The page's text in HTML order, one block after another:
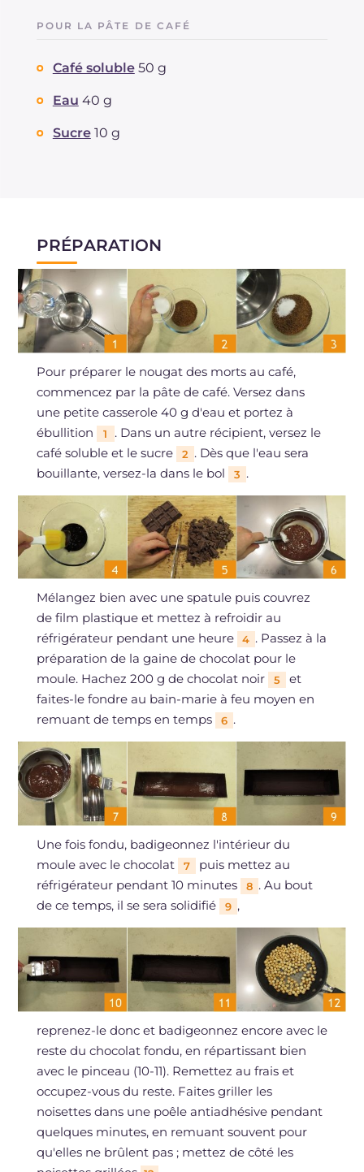
POUR LA PÂTE DE CAFÉ
Café soluble 50 g
Eau 40 g
Sucre 10 g
PRÉPARATION
Pour préparer le nougat des morts au café,
commencez par la pâte de café. Versez dans
une petite casserole 40 g d'eau et portez à
ébullition
1
. Dans un autre récipient, versez le
café soluble et le sucre
2 . Dès que l'eau sera
bouillante, versez-la dans le bol
3 .
Mélangez bien avec une spatule puis couvrez
de film plastique et mettez à refroidir au
réfrigérateur pendant une heure
4 . Passez à la
préparation de la gaine de chocolat pour le
moule. Hachez 200 g de chocolat noir
5
et
faites-le fondre au bain-marie à feu moyen en
remuant de temps en temps
6 .
Une fois fondu, badigeonnez l'intérieur du
moule avec le chocolat
7
puis mettez au
réfrigérateur pendant 10 minutes
8 . Au bout
de ce temps, il se sera solidifié
9 ,
reprenez-le donc et badigeonnez encore avec le
reste du chocolat fondu, en répartissant bien
avec le pinceau (10-11). Remettez au frais et
occupez-vous du reste. Faites griller les
noisettes dans une poêle antiadhésive pendant
quelques minutes, en remuant souvent pour
qu'elles ne brûlent pas ; mettez de côté les